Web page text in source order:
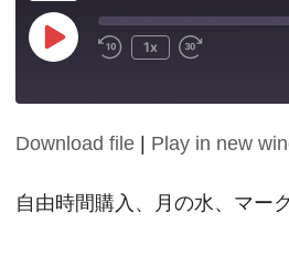
Play
Episode
1x
SHARE
LINK
Download file Play in new
自由時間購入、月の水、マー